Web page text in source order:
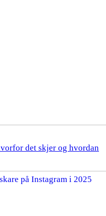
det skjer og hvordan